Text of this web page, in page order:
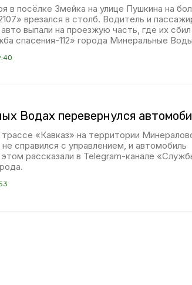
в посёлке Змейка на улице Пушкина на
врезался в столб. Водитель и
выпали на проезжую часть, где их сбил
спасения-112» города Минеральные
Водах перевернулся
«Кавказ» на территории
справился с управлением, и автомобиль
рассказали в Telegram-канале